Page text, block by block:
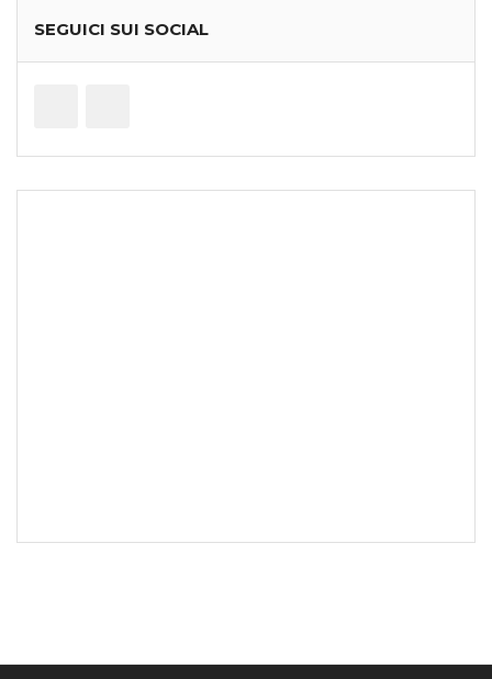
SEGUICI SUI SOCIAL